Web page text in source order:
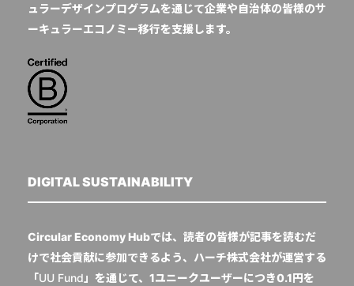
ュラーデザインプログラムを通じて企業や自治体の皆様のサ
ーキュラーエコノミー移行を支援します。
DIGITAL SUSTAINABILITY
Circular Economy Hubでは、読者の皆様が記事を読むだ
けで社会貢献に参加できるよう、ハーチ株式会社が運営する
「UU Fund 」を通じて、1ユニークユーザーにつき0.1円を